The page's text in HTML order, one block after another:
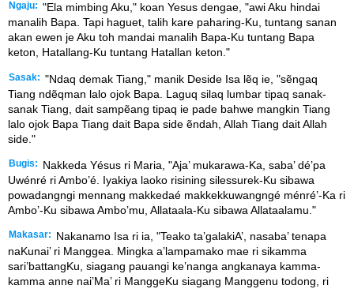
Ngaju: "Ela mimbing Aku," koan Yesus dengae, "awi Aku hindai
manalih Bapa. Tapi haguet, talih kare paharing-Ku, tuntang sanan
akan ewen je Aku toh mandai manalih Bapa-Ku tuntang Bapa
keton, Hatallang-Ku tuntang Hatallan keton."
Sasak: "Ndaq demak Tiang," manik Deside Isa lẽq ie, "sẽngaq
Tiang ndẽqman lalo ojok Bapa. Laguq silaq lumbar tipaq sanak-
sanak Tiang, dait sampẽang tipaq ie pade bahwe mangkin Tiang
lalo ojok Bapa Tiang dait Bapa side ẽndah, Allah Tiang dait Allah
side."
Bugis:
Nakkeda Yésus ri Maria, "Aja’ mukarawa-Ka, saba’ dé’pa
Uwénré ri Ambo’é. Iyakiya laoko risining silessurek-Ku sibawa
powadangngi mennang makkedaé makkekkuwangngé ménré’-Ka ri
Ambo’-Ku sibawa Ambo’mu, Allataala-Ku sibawa Allataalamu."
Makasar:
Nakanamo Isa ri ia, "Teako ta’galakiA’, nasaba’ tenapa
naKunai’ ri Manggea. Mingka a’lampamako mae ri sikamma
sari’battangKu, siagang pauangi ke’nanga angkanaya kamma-
kamma anne nai’Ma’ ri ManggeKu siagang Manggenu todong, ri